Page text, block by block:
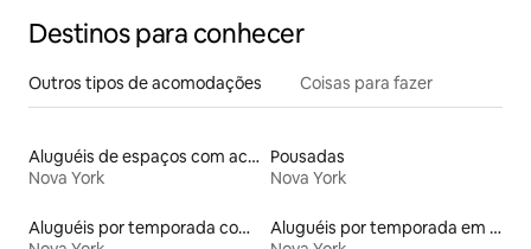
Destinos para conhecer
Outros tipos de acomodações Coisas para fazer
Aluguéis de espaços com acesso direto a pistas de esqui
Nova York
Pousadas
Nova York
Aluguéis por temporada com café da manhã
Aluguéis por temporada em resorts